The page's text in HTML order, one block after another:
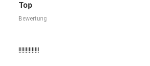
Top
Bewertung
!!!!!!!!!!!!!!